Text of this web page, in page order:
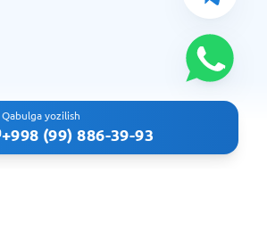
Qabulga yozilish
+998 (99) 886-39-93